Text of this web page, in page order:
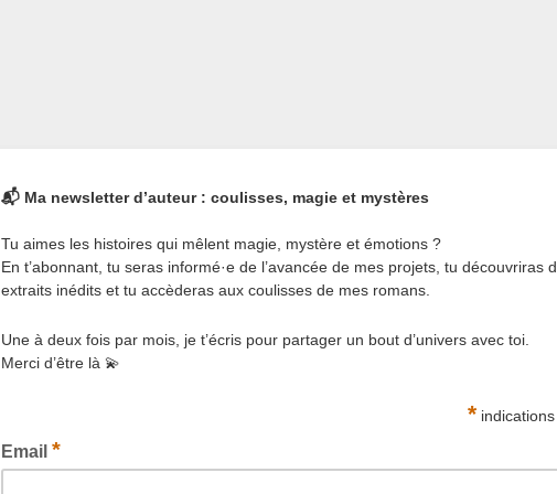
📬 Ma newsletter d’auteur : coulisses, magie et mystères
Tu aimes les histoires qui mêlent magie, mystère et émotions ?
En t’abonnant, tu seras informé·e de l’avancée de mes projets, tu découvriras
extraits inédits et tu accèderas aux coulisses de mes romans.
Une à deux fois par mois, je t’écris pour partager un bout d’univers avec toi.
Merci d’être là 💫
*
Email *